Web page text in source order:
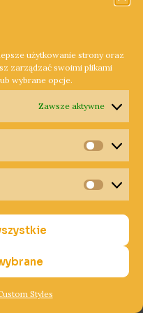
użytkowanie strony oraz
zarządzać swoimi plikami
wybrane opcje.
Zawsze aktywne
Styles
fundamenty palatium
znajduje się
z 1515 roku.